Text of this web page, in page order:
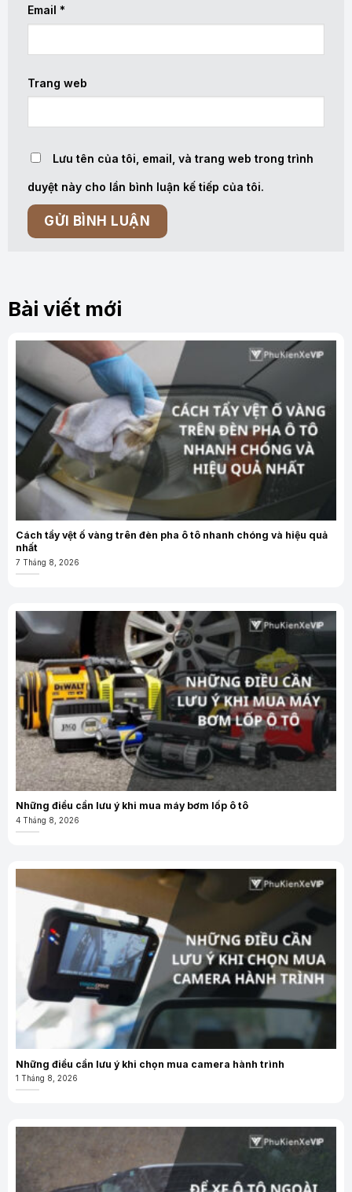
Email *
Trang web
Lưu tên của tôi, email, và trang web trong trình
duyệt này cho lần bình luận kế tiếp của tôi.
Bài viết mới
Cách tẩy vệt ố vàng trên đèn pha ô tô nhanh chóng và hiệu quả
nhất
7 Tháng 8, 2026
Những điều cần lưu ý khi mua máy bơm lốp ô tô
4 Tháng 8, 2026
Những điều cần lưu ý khi chọn mua camera hành trình
1 Tháng 8, 2026